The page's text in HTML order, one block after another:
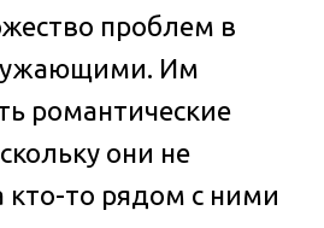
проблем в
Им
романтические
они не
кто-то рядом с ними